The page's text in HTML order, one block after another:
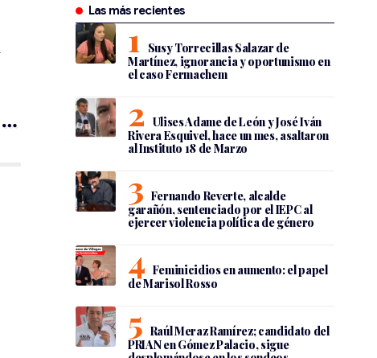
Las más recientes
Susy Torrecillas Salazar de
Martínez, ignorancia y oportunismo en
el caso Fermachem
Ulises Adame de León y José Iván
Rivera Esquivel, hace un mes, asaltaron
al Instituto 18 de Marzo
Fernando Reverte, alcalde
garañón, sentenciado por el IEPC al
ejercer violencia política de género
Feminicidios en aumento: el papel
de Marisol Rosso
Raúl Meraz Ramírez; candidato del
PRIAN en Gómez Palacio, sigue